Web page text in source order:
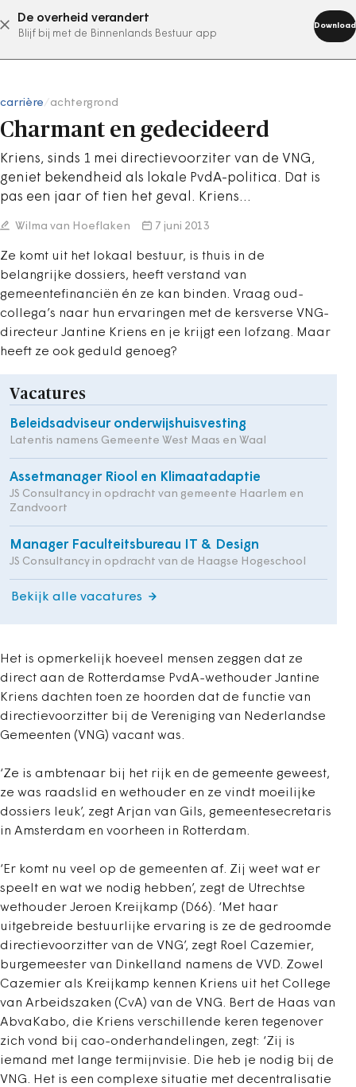
De overheid verandert
Blijf bij met de Binnenlands Bestuur app
Download
abonneer nu
carrière achtergrond
Charmant en gedecideerd
Kriens, sinds 1 mei directievoorziter van de VNG,
geniet bekendheid als lokale PvdA-politica. Dat is
pas een jaar of tien het geval. Kriens…
Wilma van Hoeflaken 7 juni 2013
Ze komt uit het lokaal bestuur, is thuis in de
belangrijke dossiers, heeft verstand van
gemeentefinanciën én ze kan binden. Vraag oud-
collega’s naar hun ervaringen met de kersverse VNG-
directeur Jantine Kriens en je krijgt een lofzang. Maar
heeft ze ook geduld genoeg?
Vacatures
Beleidsadviseur onderwijshuisvesting
Latentis namens Gemeente West Maas en Waal
Assetmanager Riool en Klimaatadaptie
JS Consultancy in opdracht van gemeente Haarlem en
Zandvoort
Manager Faculteitsbureau IT & Design
JS Consultancy in opdracht van de Haagse Hogeschool
Bekijk alle vacatures
Het is opmerkelijk hoeveel mensen zeggen dat ze
direct aan de Rotterdamse PvdA-wethouder Jantine
Kriens dachten toen ze hoorden dat de functie van
directievoorzitter bij de Vereniging van Nederlandse
Gemeenten (VNG) vacant was.
‘Ze is ambtenaar bij het rijk en de gemeente geweest,
ze was raadslid en wethouder en ze vindt moeilijke
dossiers leuk’, zegt Arjan van Gils, gemeente­secretaris
in Amsterdam en voorheen in Rotterdam.
‘Er komt nu veel op de gemeenten af. Zij weet wat er
speelt en wat we nodig hebben’, zegt de Utrechtse
wethouder Jeroen Kreijkamp (D66). ‘Met haar
uitgebreide bestuurlijke ervaring is ze de gedroomde
directievoorzitter van de VNG’, zegt Roel Cazemier,
burgemeester van Dinkelland namens de VVD. Zowel
Cazemier als Kreijkamp kennen Kriens uit het College
van Arbeidszaken (CvA) van de VNG. Bert de Haas van
Abva­Kabo, die Kriens verschillende keren tegenover
zich vond bij cao-onderhandelingen, zegt: ‘Zij is
iemand met lange termijnvisie. Die heb je nodig bij de
VNG. Het is een complexe situatie met decentralisatie